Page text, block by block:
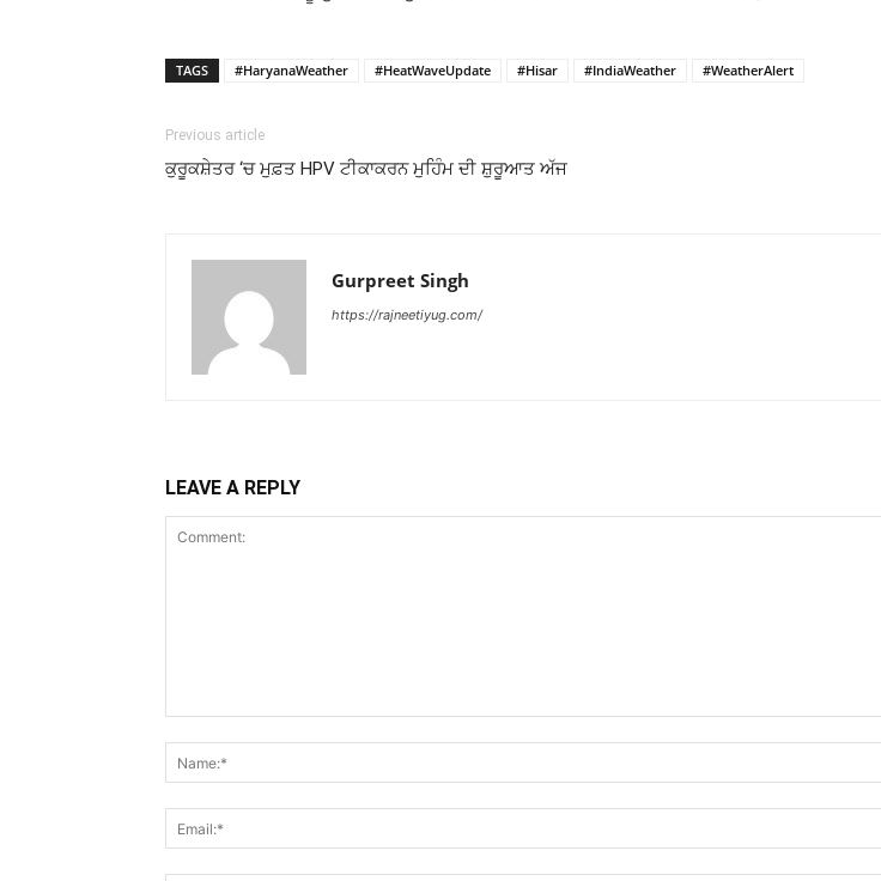
TAGS #HaryanaWeather #HeatWaveUpdate #Hisar #IndiaWeather #WeatherAlert
Previous article
ਕੁਰੂਕਸ਼ੇਤਰ ‘ਚ ਮੁਫ਼ਤ HPV ਟੀਕਾਕਰਨ ਮੁਹਿੰਮ ਦੀ ਸ਼ੁਰੂਆਤ ਅੱਜ
Gurpreet Singh
https://rajneetiyug.com/
LEAVE A REPLY